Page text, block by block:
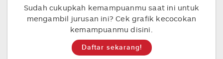
Sudah cukupkah kemampuanmu saat ini untuk
mengambil jurusan ini? Cek grafik kecocokan
kemampuanmu disini.
Daftar sekarang!